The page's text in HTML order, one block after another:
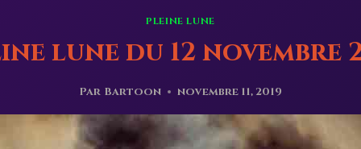
PLEINE LUNE
lune du 12 novembre
Par Bartoon novembre 11, 2019